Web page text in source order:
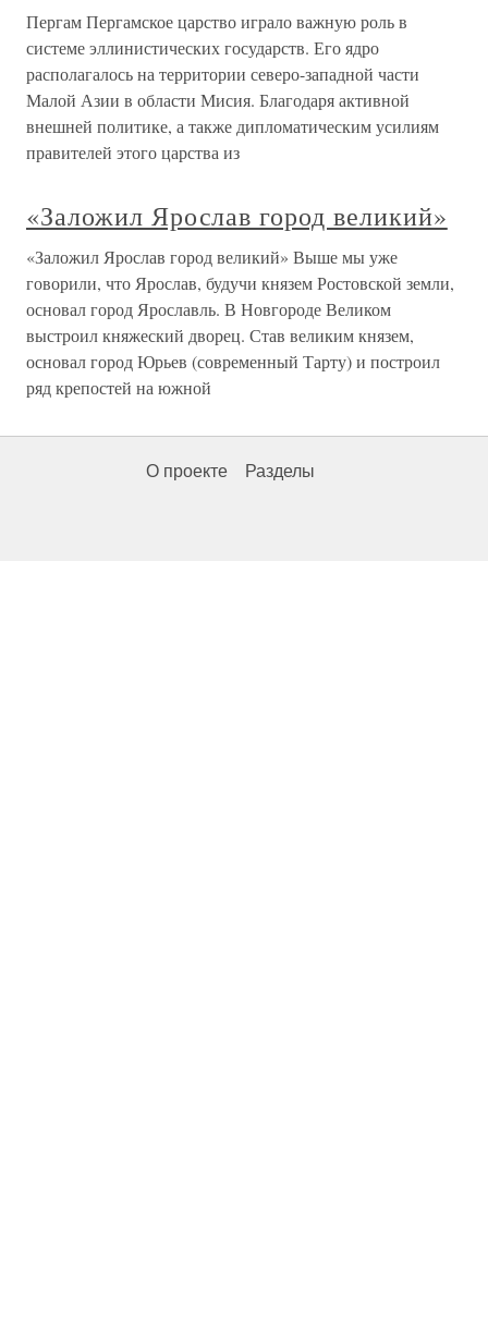
Пергам Пергамское царство играло важную роль в
системе эллинистических государств. Его ядро
располагалось на территории северо-западной части
Малой Азии в области Мисия. Благодаря активной
внешней политике, а также дипломатическим усилиям
правителей этого царства из
«Заложил Ярослав город великий»
«Заложил Ярослав город великий» Выше мы уже
говорили, что Ярослав, будучи князем Ростовской земли,
основал город Ярославль. В Новгороде Великом
выстроил княжеский дворец. Став великим князем,
основал город Юрьев (современный Тарту) и построил
ряд крепостей на южной
О проекте Разделы